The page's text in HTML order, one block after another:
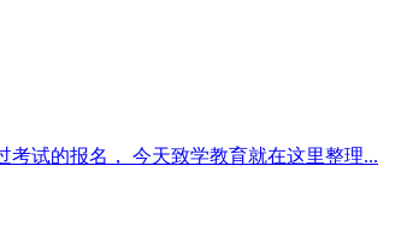
试的报名， 今天致学教育就在这里整理...